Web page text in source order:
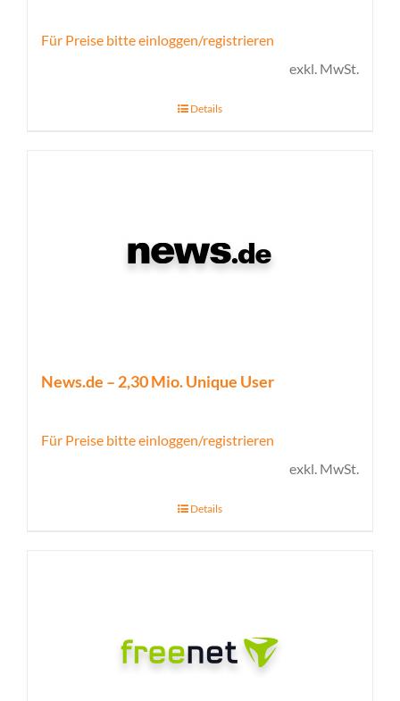
Für Preise bitte einloggen/registrieren
exkl. MwSt.
Details
News.de – 2,30 Mio. Unique User
Für Preise bitte einloggen/registrieren
exkl. MwSt.
Details